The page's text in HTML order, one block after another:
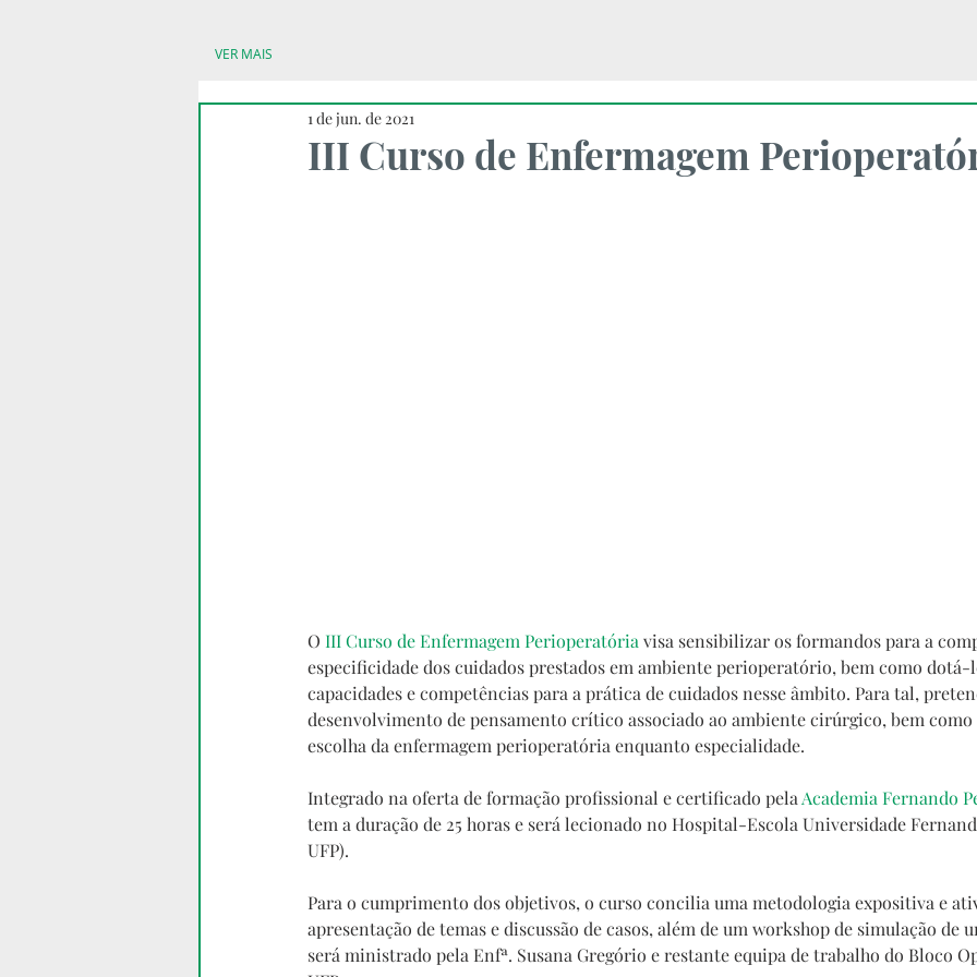
VER MAIS
III Curso de Enfermagem
1 de jun. de 2021
O III Curso de Enfermagem Perioperatória visa sensibilizar os formandos para a
especificidade dos cuidados prestados em ambiente perioperatório, bem como
capacidades e competências para a prática de cuidados nesse âmbito. Para tal,
desenvolvimento de pensamento crítico associado ao ambiente cirúrgico, bem
escolha da enfermagem perioperatória enquanto especialidade.
Integrado na oferta de formação profissional e certificado pela Academia Fernando
tem a duração de 25 horas e será lecionado no Hospital-Escola Universidade
UFP).
Para o cumprimento dos objetivos, o curso concilia uma metodologia expositiva e
apresentação de temas e discussão de casos, além de um workshop de simulação de
será ministrado pela Enfª. Susana Gregório e restante equipa de trabalho do Bloco